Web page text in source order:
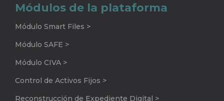
Módulos de la plataforma
Módulo Smart Files >
Módulo SAFE >
Módulo CIVA >
Control de Activos Fijos >
Reconstrucción de Expediente Digital >